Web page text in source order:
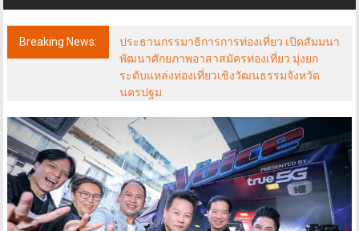
แลน
เซอร์
Breaking News:
ประธานกรรมาธิการการท่องเที่ยว เปิดสัมมนา
พัฒนาศักยภาพอาสาสมัครท่องเที่ยว มุ่งยก
ระดับแหล่งท่องเที่ยวเชิงวัฒนธรรมจังหวัด
นครปฐม